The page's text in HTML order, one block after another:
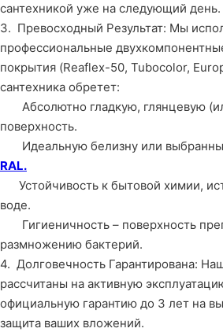
сантехникой уже на следующий день.
3. Превосходный Результат: Мы
профессиональные
покрытия (Reaflex-50, Tubocolor,
сантехника обретет:
Абсолютно гладкую, глянцевую
поверхность.
Идеальную белизну или
RAL.
Устойчивость к бытовой химии,
воде.
Гигиеничность – поверхность
размножению бактерий.
4. Долговечность Гарантирована:
рассчитаны на активную
официальную гарантию до 3 лет на
защита ваших вложений.